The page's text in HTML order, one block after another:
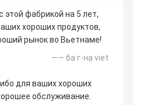
этой фабрикой на 5 лет,
хороших продуктов,
рынок во Вьетнаме!
—— ба г-на viet
для ваших хороших
обслуживание.